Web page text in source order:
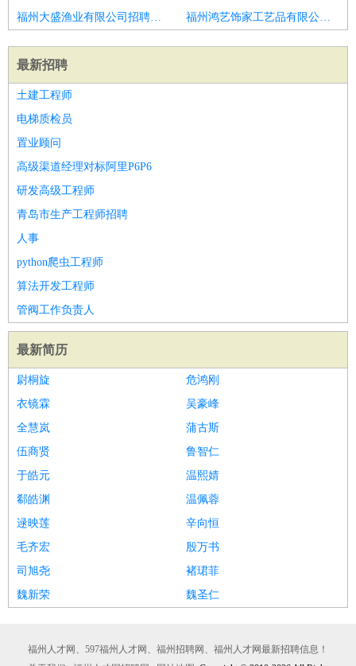
福州大盛渔业有限公司招聘东营市招聘操作工6
福州鸿艺饰家工艺品有限公司招聘钢结构生产班组
最新招聘
土建工程师
电梯质检员
置业顾问
高级渠道经理对标阿里P6P6
研发高级工程师
青岛市生产工程师招聘
人事
python爬虫工程师
算法开发工程师
管阀工作负责人
最新简历
尉桐旋
危鸿刚
衣镜霖
吴豪峰
全慧岚
蒲古斯
伍商贤
鲁智仁
于皓元
温熙婧
郗皓渊
温佩蓉
逯映莲
辛向恒
毛齐宏
殷万书
司旭尧
褚珺菲
魏新荣
魏圣仁
福州人才网、597福州人才网、福州招聘网、福州人才网最新招聘信息！